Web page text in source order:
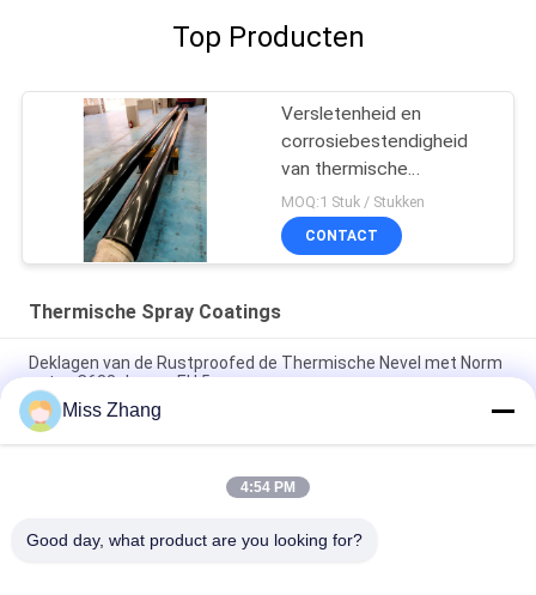
Top Producten
Versletenheid en
corrosiebestendigheid
van thermische
spuitcoatings
MOQ:1 Stuk / Stukken
CONTACT
Thermische Spray Coatings
Deklagen van de Rustproofed de Thermische Nevel met Norm
astm-C633 de nen-EU 5
De thermische Schuring Op hoge temperatuur Bestand astm-
C633 van de Nevel Ceramische Deklaag
Corrosiebestendige zuigerstangen met thermische
Miss Zhang
4:54 PM
Good day, what product are you looking for?